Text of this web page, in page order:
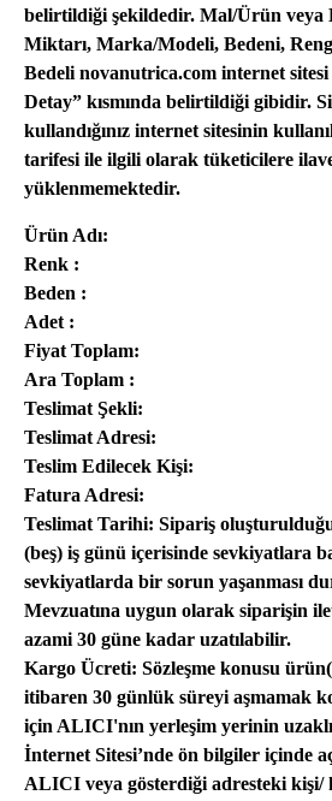
belirtildiği şekildedir. Mal/Ürün veya
Miktarı, Marka/Modeli, Bedeni,
Bedeli novanutrica.com internet
Detay” kısmında belirtildiği gibidir.
kullandığınız internet sitesinin
tarifesi ile ilgili olarak tüketicilere
yüklenmemektedir.
Ürün Adı:
Renk :
Beden :
Adet :
Fiyat Toplam:
Ara Toplam :
Teslimat Şekli:
Teslimat Adresi:
Teslim Edilecek Kişi:
Fatura Adresi:
Teslimat Tarihi: Sipariş
(beş) iş günü içerisinde sevkiyatlara
sevkiyatlarda bir sorun yaşanması
Mevzuatına uygun olarak siparişin
azami 30 güne kadar uzatılabilir.
Kargo Ücreti: Sözleşme konusu
itibaren 30 günlük süreyi aşmamak
için ALICI'nın yerleşim yerinin
İnternet Sitesi’nde ön bilgiler içinde
ALICI veya gösterdiği adresteki kişi/